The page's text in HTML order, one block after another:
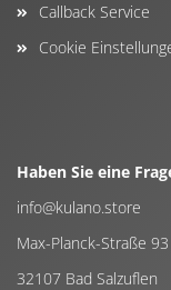
Callback Service
Cookie
Haben Sie eine
info@kulano.store
Max-Planck-Straße 93
32107 Bad Salzuflen